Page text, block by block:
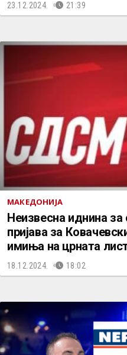
23.12.2024. 21:39
МАКЕДОНИЈА
Неизвесна иднина за
пријава за
имиња на црната
18.12.2024. 18:02